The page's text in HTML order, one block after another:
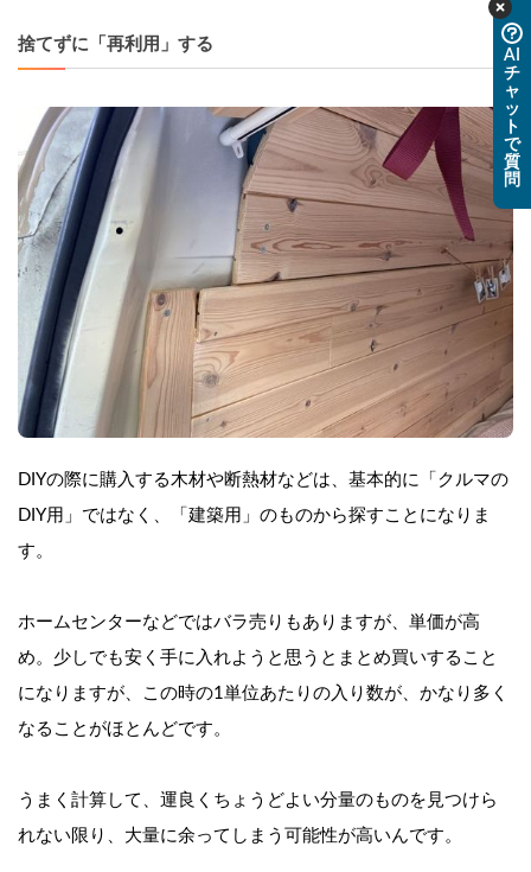
捨てずに「再利用」する
DIYの際に購入する木材や断熱材などは、基本的に「クルマの
DIY用」ではなく、「建築用」のものから探すことになりま
す。
ホームセンターなどではバラ売りもありますが、単価が高
め。少しでも安く手に入れようと思うとまとめ買いすること
になりますが、この時の1単位あたりの入り数が、かなり多く
なることがほとんどです。
うまく計算して、運良くちょうどよい分量のものを見つけら
れない限り、大量に余ってしまう可能性が高いんです。
AI
チ
ャ
ッ
ト
で
質
問